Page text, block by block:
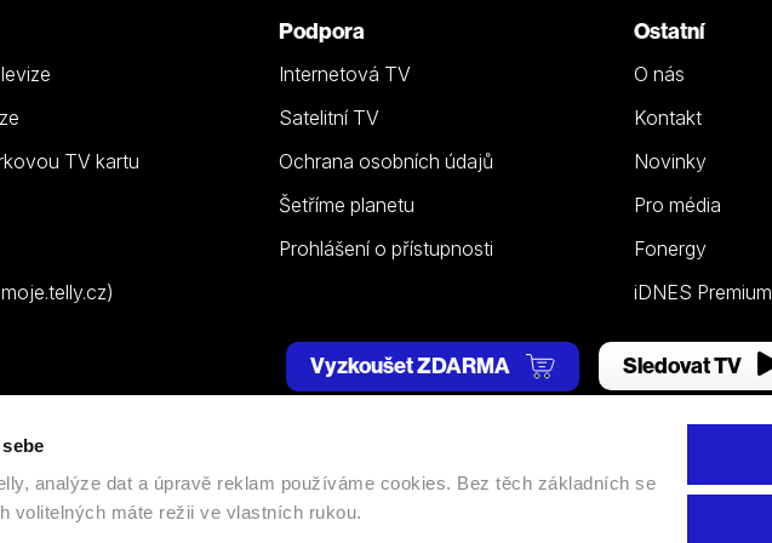
analýze dat a úpravě reklam používáme cookies. Bez těch základních se
volitelných máte režii ve vlastních rukou.
TV kartu
Podpora
Internetová TV
Satelitní TV
Ochrana osobních údajů
Šetříme planetu
Prohlášení o přístupnosti
Ostatní
O nás
Kontakt
Novinky
Pro média
Fonergy
iDNES Premium
Vyzkoušet ZDARMA Sledovat TV
| Všechna práva vyhrazena. |Nastavení cookies